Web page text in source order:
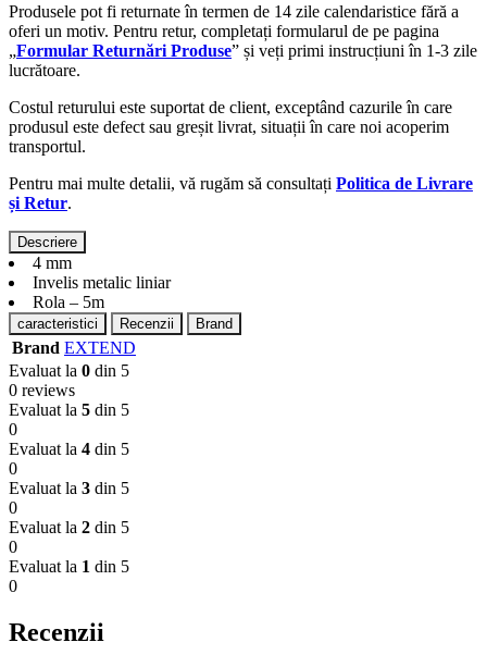
Produsele pot fi returnate în termen de 14 zile calendaristice fără a
oferi un motiv. Pentru retur, completați formularul de pe pagina
„Formular Returnări Produse” și veți primi instrucțiuni în 1-3 zile
lucrătoare.
Costul returului este suportat de client, exceptând cazurile în care
produsul este defect sau greșit livrat, situații în care noi acoperim
transportul.
Pentru mai multe detalii, vă rugăm să consultați Politica de Livrare
și Retur.
Descriere
4 mm
Invelis metalic liniar
Rola – 5m
caracteristici Recenzii Brand
Brand EXTEND
Evaluat la 0 din 5
0 reviews
Evaluat la 5 din 5
0
Evaluat la 4 din 5
0
Evaluat la 3 din 5
0
Evaluat la 2 din 5
0
Evaluat la 1 din 5
0
Recenzii